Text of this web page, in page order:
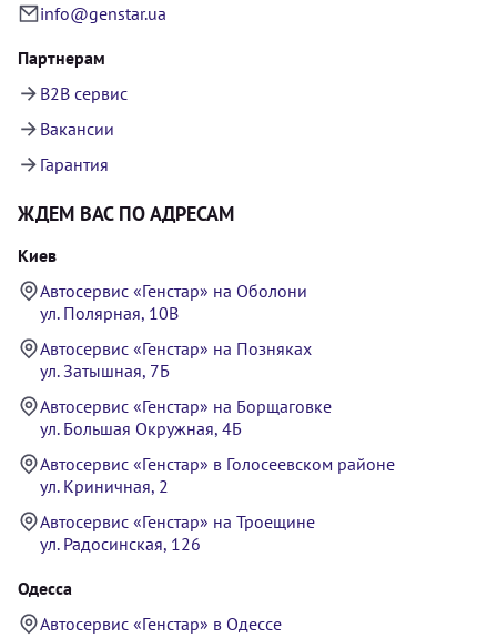
info@genstar.ua
Партнерам
B2B сервис
Вакансии
Гарантия
ЖДЕМ ВАС ПО АДРЕСАМ
Киев
Автосервис «Генстар» на Оболони
ул. Полярная, 10В
Автосервис «Генстар» на Позняках
ул. Затышная, 7Б
Автосервис «Генстар» на Борщаговке
ул. Большая Окружная, 4Б
Автосервис «Генстар» в Голосеевском районе
ул. Криничная, 2
Автосервис «Генстар» на Троещине
ул. Радосинская, 126
Одесса
Автосервис «Генстар» в Одессе